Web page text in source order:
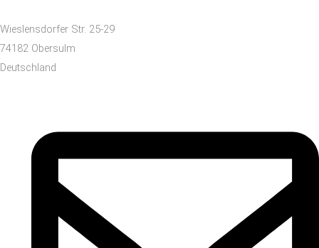
Wieslensdorfer Str. 25-29
74182 Obersulm
Deutschland